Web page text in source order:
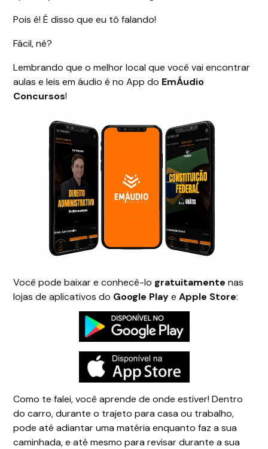
Pois é! É disso que eu tô falando!
Fácil, né?
Lembrando que o melhor local que você vai encontrar
aulas e leis em áudio é no App do EmÁudio
Concursos!
Você pode baixar e conhecê-lo gratuitamente nas
lojas de aplicativos do Google PlayeApple Store:
Como te falei, você aprende de onde estiver! Dentro
do carro, durante o trajeto para casa ou trabalho,
pode até adiantar uma matéria enquanto faz a sua
caminhada, e até mesmo para revisar durante a sua